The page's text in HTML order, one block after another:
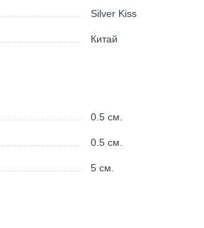
Silver Kiss
Китай
0.5см.
0.5см.
5см.